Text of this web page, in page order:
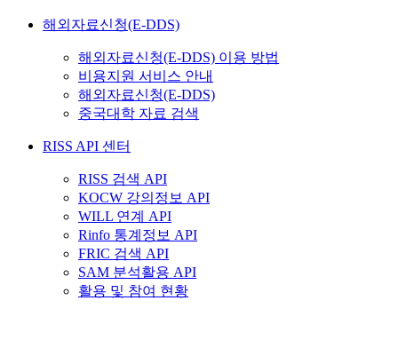
해외자료신청(E-DDS)
해외자료신청(E-DDS) 이용 방법
비용지원 서비스 안내
해외자료신청(E-DDS)
중국대학 자료 검색
RISS API 센터
RISS 검색 API
KOCW 강의정보 API
WILL 연계 API
Rinfo 통계정보 API
FRIC 검색 API
SAM 분석활용 API
활용 및 참여 현황